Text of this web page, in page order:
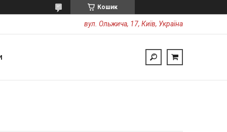
Кошик
вул. Ольжича, 17, Київ, Україна